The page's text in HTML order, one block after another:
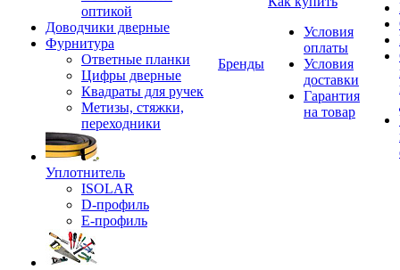
оптикой
Доводчики дверные
Фурнитура
Ответные планки
Цифры дверные
Квадраты для ручек
Метизы, стяжки,
переходники
Уплотнитель
ISOLAR
D-профиль
Е-профиль
Бренды
Условия
оплаты
Условия
доставки
Гарантия
на товар